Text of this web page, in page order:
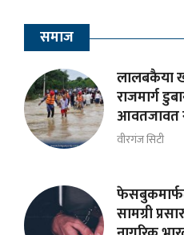
समाज
लालबकैया
राजमार्ग
आवतजावत
वीरगंज सिटी
सामग्री